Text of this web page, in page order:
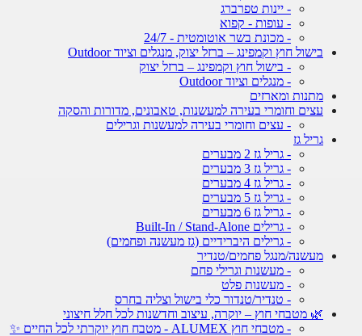
- יינות טפרברג
- עופות - קפוא
- מכונת בשר אוטומטית - 24/7
בישול חוץ וקמפינג – ברזל יצוק, מנגלים וציוד Outdoor
- בישול חוץ וקמפינג – ברזל יצוק
- מנגלים וציוד Outdoor
מתנות ומארזים
עצים וחומרי בעירה למעשנות, טאבונים, מדורות והסקה
- עצים וחומרי בעירה למעשנות וגרילים
גריל גז
- גריל גז 2 מבערים
- גריל גז 3 מבערים
- גריל גז 4 מבערים
- גריל גז 5 מבערים
- גריל גז 6 מבערים
- גרילים Built-In / Stand-Alone
- גרילים היברידיים (גז מעשנה ופחמים)
מעשנה/מנגל פחמים/טנדיר
- מעשנות וגרילי פחם
- מעשנות פלט
- טנדיר/טנדור כלי בישול וצליה בחרס
🌿 מטבחי חוץ – יוקרה, עיצוב וחדשנות לכל חלל חיצוני
- מטבחי חוץ ALUMEX - מטבח חוץ יוקרתי לכל החיים ✨